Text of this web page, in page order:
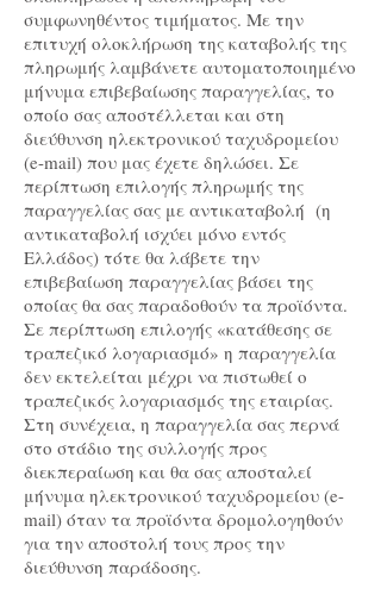
συμφωνηθέντος τιμήματος. Με την
επιτυχή ολοκλήρωση της καταβολής της
πληρωμής λαμβάνετε αυτοματοποιημένο
μήνυμα επιβεβαίωσης παραγγελίας, το
οποίο σας αποστέλλεται και στη
διεύθυνση ηλεκτρονικού ταχυδρομείου
(e-mail) που μας έχετε δηλώσει. Σε
περίπτωση επιλογής πληρωμής της
παραγγελίας σας με αντικαταβολή (η
αντικαταβολή ισχύει μόνο εντός
Ελλάδος) τότε θα λάβετε την
επιβεβαίωση παραγγελίας βάσει της
οποίας θα σας παραδοθούν τα προϊόντα.
Σε περίπτωση επιλογής «κατάθεσης σε
τραπεζικό λογαριασμό» η παραγγελία
δεν εκτελείται μέχρι να πιστωθεί ο
τραπεζικός λογαριασμός της εταιρίας.
Στη συνέχεια, η παραγγελία σας περνά
στο στάδιο της συλλογής προς
διεκπεραίωση και θα σας αποσταλεί
μήνυμα ηλεκτρονικού ταχυδρομείου (e-
mail) όταν τα προϊόντα δρομολογηθούν
για την αποστολή τους προς την
διεύθυνση παράδοσης.